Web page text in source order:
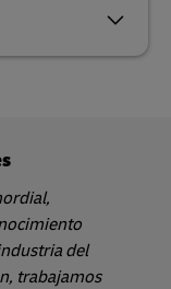
del
trabajamos